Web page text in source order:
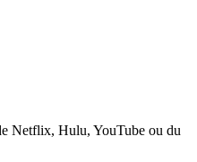
Netflix, Hulu, YouTube ou du